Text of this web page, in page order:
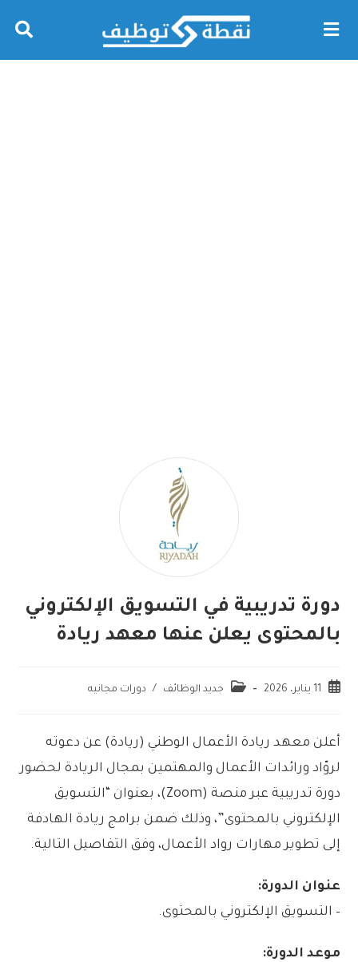
دورة تدريبية في التسويق الإلكتروني
بالمحتوى يعلن عنها معهد ريادة
11 يناير، 2026 جديد الوظائف / دورات مجانيه
أعلن معهد ريادة الأعمال الوطني (ريادة) عن دعوته
لروّاد ورائدات الأعمال والمهتمين بمجال الريادة لحضور
دورة تدريبية عبر منصة (Zoom)، بعنوان “التسويق
الإلكتروني بالمحتوى”، وذلك ضمن برامج ريادة الهادفة
إلى تطوير مهارات رواد الأعمال، وفق التفاصيل التالية.
عنوان الدورة:
– التسويق الإلكتروني بالمحتوى.
موعد الدورة: